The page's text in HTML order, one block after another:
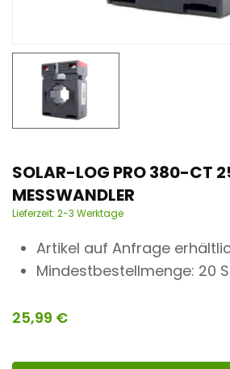
SOLAR-LOG PRO 380-CT
MESSWANDLER
Lieferzeit: 2-3 Werktage
Artikel auf Anfrage
Mindestbestellmenge: 20
25,99 €